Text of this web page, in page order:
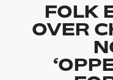
FOLK
OVER